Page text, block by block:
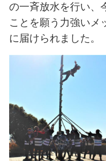
の一斉放水を行い、
ことを願う力強いメ
に届けられました。